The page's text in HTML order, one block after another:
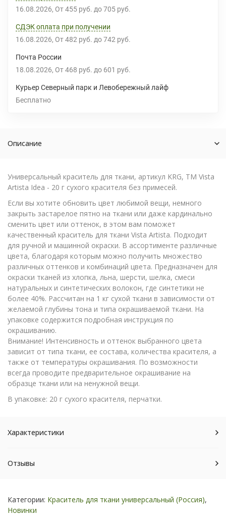
16.08.2026 От 455 руб. до 705 руб.
СДЭК оплата при получении
16.08.2026 От 482 руб. до 742 руб.
Почта России
18.08.2026 От 468 руб. до 601 руб.
Курьер Северный парк и Левобережный лайф
Бесплатно
Описание
Универсальный краситель для ткани, артикул KRG, TM Vista
Artista Idea - 20 г сухого красителя без примесей.
Если вы хотите обновить цвет любимой вещи, немного
закрыть застарелое пятно на ткани или даже кардинально
сменить цвет или оттенок, в этом вам поможет
качественный краситель для ткани Vista Artista. Подходит
для ручной и машинной окраски. В ассортименте различные
цвета, благодаря которым можно получить множество
различных оттенков и комбинаций цвета. Предназначен для
окраски тканей из хлопка, льна, шерсти, шелка, смеси
натуральных и синтетических волокон, где синтетики не
более 40%. Рассчитан на 1 кг сухой ткани в зависимости от
желаемой глубины тона и типа окрашиваемой ткани. На
упаковке содержится подробная инструкция по
окрашиванию.
Внимание! Интенсивность и оттенок выбранного цвета
зависит от типа ткани, ее состава, количества красителя, а
также от температуры окрашивания. По возможности
всегда проводите предварительное окрашивание на
образце ткани или на ненужной вещи.
В упаковке: 20 г сухого красителя, перчатки.
Характеристики
Отзывы
Категории: Краситель для ткани универсальный (Россия),
Новинки